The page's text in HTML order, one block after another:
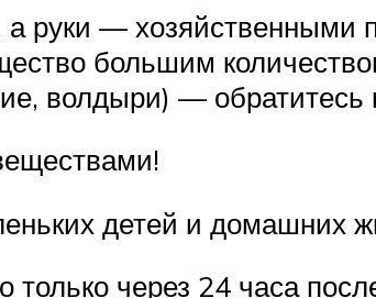
руки — хозяйственными
большим
волдыри) — обратитесь
детей и домашних
через 24 часа